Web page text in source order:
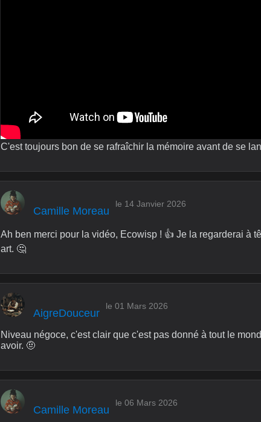
C'est toujours bon de se rafraîchir la mémoire avant de se
Camille Moreau
le 14 Janvier 2026
Ah ben merci pour la vidéo, Ecowisp ! 👍 Je la regarderai à
art. 🤔
AigreDouceur
le 01 Mars 2026
Niveau négoce, c'est clair que c'est pas donné à tout le
avoir. 🤨
Camille Moreau
le 06 Mars 2026